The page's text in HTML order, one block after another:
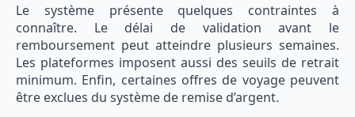
Le système présente quelques contraintes à
connaître. Le délai de validation avant le
remboursement peut atteindre plusieurs semaines.
Les plateformes imposent aussi des seuils de retrait
minimum. Enfin, certaines offres de voyage peuvent
être exclues du système de remise d’argent.